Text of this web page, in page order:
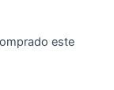
este